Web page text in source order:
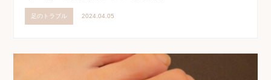
足のトラブル 2024.04.05